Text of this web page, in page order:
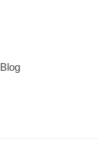
Blog